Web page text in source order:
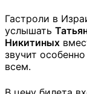
Гастроли в
услышать
Никитиных
звучит
всем.